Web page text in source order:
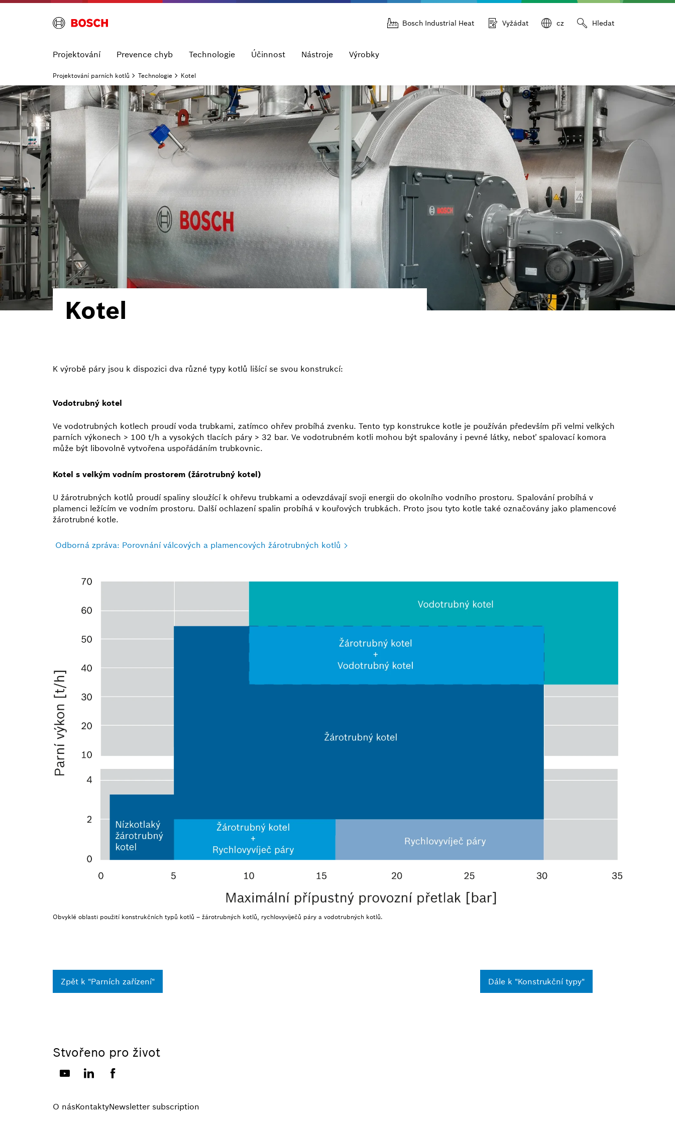
Bosch Industrial Heat Vyžádat cz Hledat
Projektování Prevence chyb Technologie Účinnost Nástroje Výrobky
Projektování parních kotlů Technologie Kotel
Kotel
K výrobě páry jsou k dispozici dva různé typy kotlů lišící se svou konstrukcí:
Vodotrubný kotel
Ve vodotrubných kotlech proudí voda trubkami, zatímco ohřev probíhá zvenku. Tento typ konstrukce kotle je používán především při velmi velkých
parních výkonech > 100 t/h a vysokých tlacích páry > 32 bar. Ve vodotrubném kotli mohou být spalovány i pevné látky, neboť spalovací komora
může být libovolně vytvořena uspořádáním trubkovnic.
Kotel s velkým vodním prostorem (žárotrubný kotel)
U žárotrubných kotlů proudí spaliny sloužící k ohřevu trubkami a odevzdávají svoji energii do okolního vodního prostoru. Spalování probíhá v
plamenci ležícím ve vodním prostoru. Další ochlazení spalin probíhá v kouřových trubkách. Proto jsou tyto kotle také označovány jako plamencové
žárotrubné kotle.
Odborná zpráva: Porovnání válcových a plamencových žárotrubných kotlů
Obvyklé oblasti použití konstrukčních typů kotlů – žárotrubných kotlů, rychlovyvíječů páry a vodotrubných kotlů.
Zpět k "Parních zařízení" Dále k "Konstrukční typy"
Stvořeno pro život
O násKontaktyNewsletter subscription